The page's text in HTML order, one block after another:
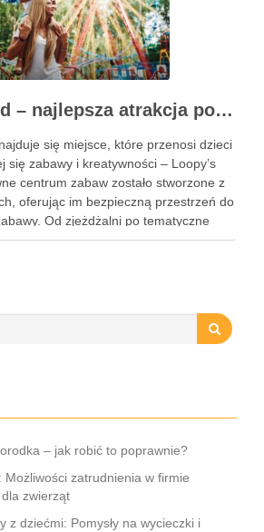
Loopy’s World – najlepsza atrakcja pod dachem dla dzieci w Gdańsku
się miejsce, które przenosi dzieci
się zabawy i kreatywności – Loopy’s
centrum zabaw zostało stworzone z
oferując im bezpieczną przestrzeń do
Od zjeżdżalni po tematyczne
zaspokaja różnorodne potrzeby dzieci,
– jak robić to poprawnie?
Możliwości zatrudnienia w firmie
zwierząt
z dziećmi: Pomysły na wycieczki i